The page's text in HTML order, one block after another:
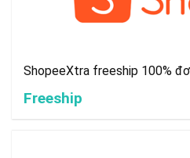
ShopeeXtra freeship 100%
Freeship